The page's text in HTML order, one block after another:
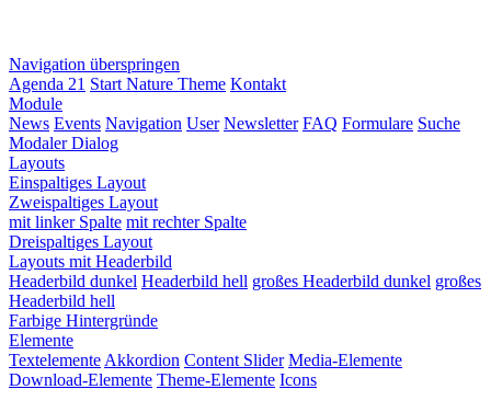
Navigation überspringen
Agenda 21 Start Nature Theme Kontakt
Module
News Events Navigation User Newsletter FAQ Formulare Suche
Modaler Dialog
Layouts
Einspaltiges Layout
Zweispaltiges Layout
mit linker Spalte mit rechter Spalte
Dreispaltiges Layout
Layouts mit Headerbild
Headerbild dunkel Headerbild hell großes Headerbild dunkel großes
Headerbild hell
Farbige Hintergründe
Elemente
Textelemente Akkordion Content Slider Media-Elemente
Download-Elemente Theme-Elemente Icons